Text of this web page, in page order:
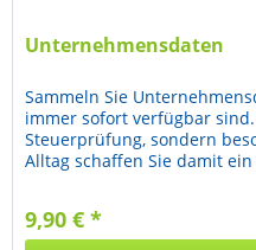
Unternehmensdaten
Sammeln Sie
immer sofort verfügbar
Steuerprüfung, sondern
Alltag schaffen Sie damit
9,90 € *